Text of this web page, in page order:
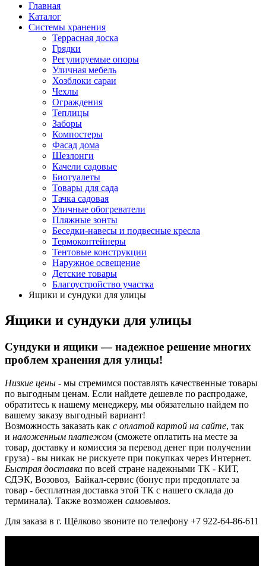
Главная
Каталог
Системы хранения
Террасная доска
Грядки
Регулируемые опоры
Уличная мебель
Хозблоки сараи
Чехлы
Ограждения
Теплицы
Заборы
Компостеры
Фасад дома
Шезлонги
Качели садовые
Биотуалеты
Товары для сада
Тачка садовая
Уличные обогреватели
Пляжные зонты
Беседки-навесы и подвесные кресла
Термоконтейнеры
Тентовые конструкции
Наружное освещение
Детские товары
Благоустройство участка
Ящики и сундуки для улицы
Ящики и сундуки для улицы
Сундуки и ящики — надежное решение многих
проблем хранения для улицы!
Низкие цены - мы стремимся поставлять качественные товары
по выгодным ценам. Если найдете дешевле по распродаже,
обратитесь к нашему менеджеру, мы обязательно найдем по
вашему заказу выгодный вариант!
Возможность заказать как с оплатой картой на сайте, так
и наложенным платежом (сможете оплатить на месте за
товар, доставку и комиссия за перевод денег при получении
груза) - вы никак не рискуете при покупках через Интернет.
Быстрая доставка по всей стране надежными ТК - КИТ,
СДЭК, Возовоз, Байкал-сервис (бонус при предоплате за
товар - бесплатная доставка этой ТК с нашего склада до
терминала). Также возможен самовывоз.
Для заказа в г. Щёлково звоните по телефону +7 922-64-86-611